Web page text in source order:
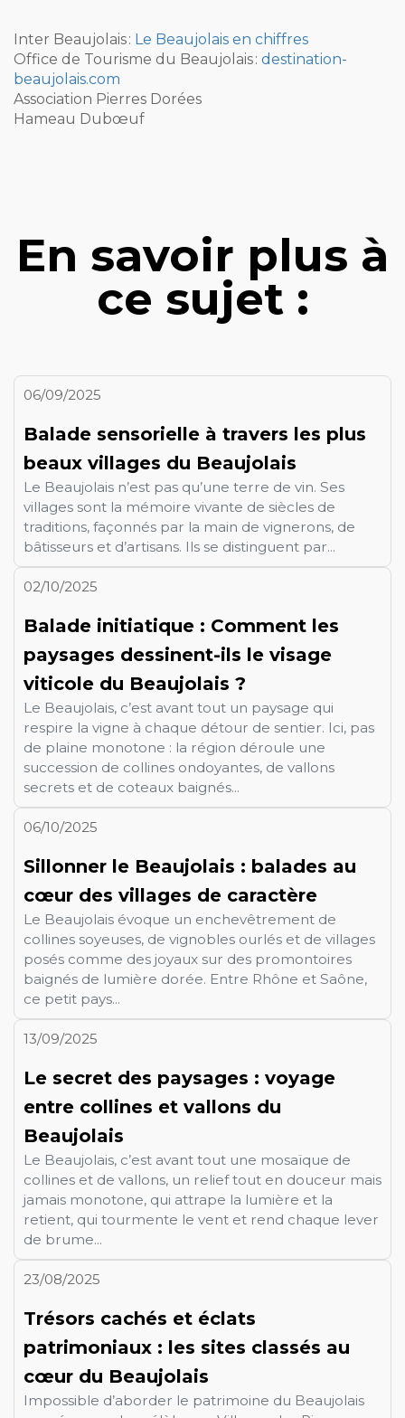
Inter Beaujolais : Le Beaujolais en chiffres
Office de Tourisme du Beaujolais : destination-
beaujolais.com
Association Pierres Dorées
Hameau Dubœuf
En savoir plus à
ce sujet :
06/09/2025
Balade sensorielle à travers les plus
beaux villages du Beaujolais
Le Beaujolais n’est pas qu’une terre de vin. Ses
villages sont la mémoire vivante de siècles de
traditions, façonnés par la main de vignerons, de
bâtisseurs et d’artisans. Ils se distinguent par...
02/10/2025
Balade initiatique : Comment les
paysages dessinent-ils le visage
viticole du Beaujolais ?
Le Beaujolais, c’est avant tout un paysage qui
respire la vigne à chaque détour de sentier. Ici, pas
de plaine monotone : la région déroule une
succession de collines ondoyantes, de vallons
secrets et de coteaux baignés...
06/10/2025
Sillonner le Beaujolais : balades au
cœur des villages de caractère
Le Beaujolais évoque un enchevêtrement de
collines soyeuses, de vignobles ourlés et de villages
posés comme des joyaux sur des promontoires
baignés de lumière dorée. Entre Rhône et Saône,
ce petit pays...
13/09/2025
Le secret des paysages : voyage
entre collines et vallons du
Beaujolais
Le Beaujolais, c’est avant tout une mosaïque de
collines et de vallons, un relief tout en douceur mais
jamais monotone, qui attrape la lumière et la
retient, qui tourmente le vent et rend chaque lever
de brume...
23/08/2025
Trésors cachés et éclats
patrimoniaux : les sites classés au
cœur du Beaujolais
Impossible d’aborder le patrimoine du Beaujolais